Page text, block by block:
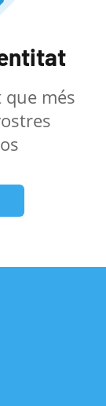
que més